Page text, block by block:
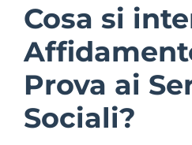
Cosa si
Prova ai
Sociali?